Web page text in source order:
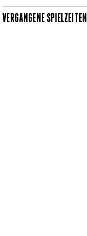
VERGANGENE SPIELZEITEN